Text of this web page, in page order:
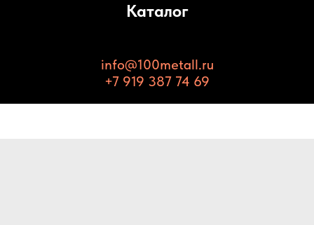
Каталог
info@100metall.ru
+7 919 387 74 69